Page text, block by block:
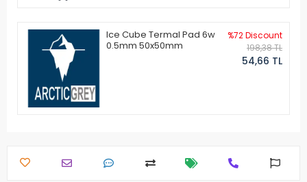
Ice Cube Termal Pad 6w
0.5mm 50x50mm
%72 Discount
198,38 TL
54,66 TL